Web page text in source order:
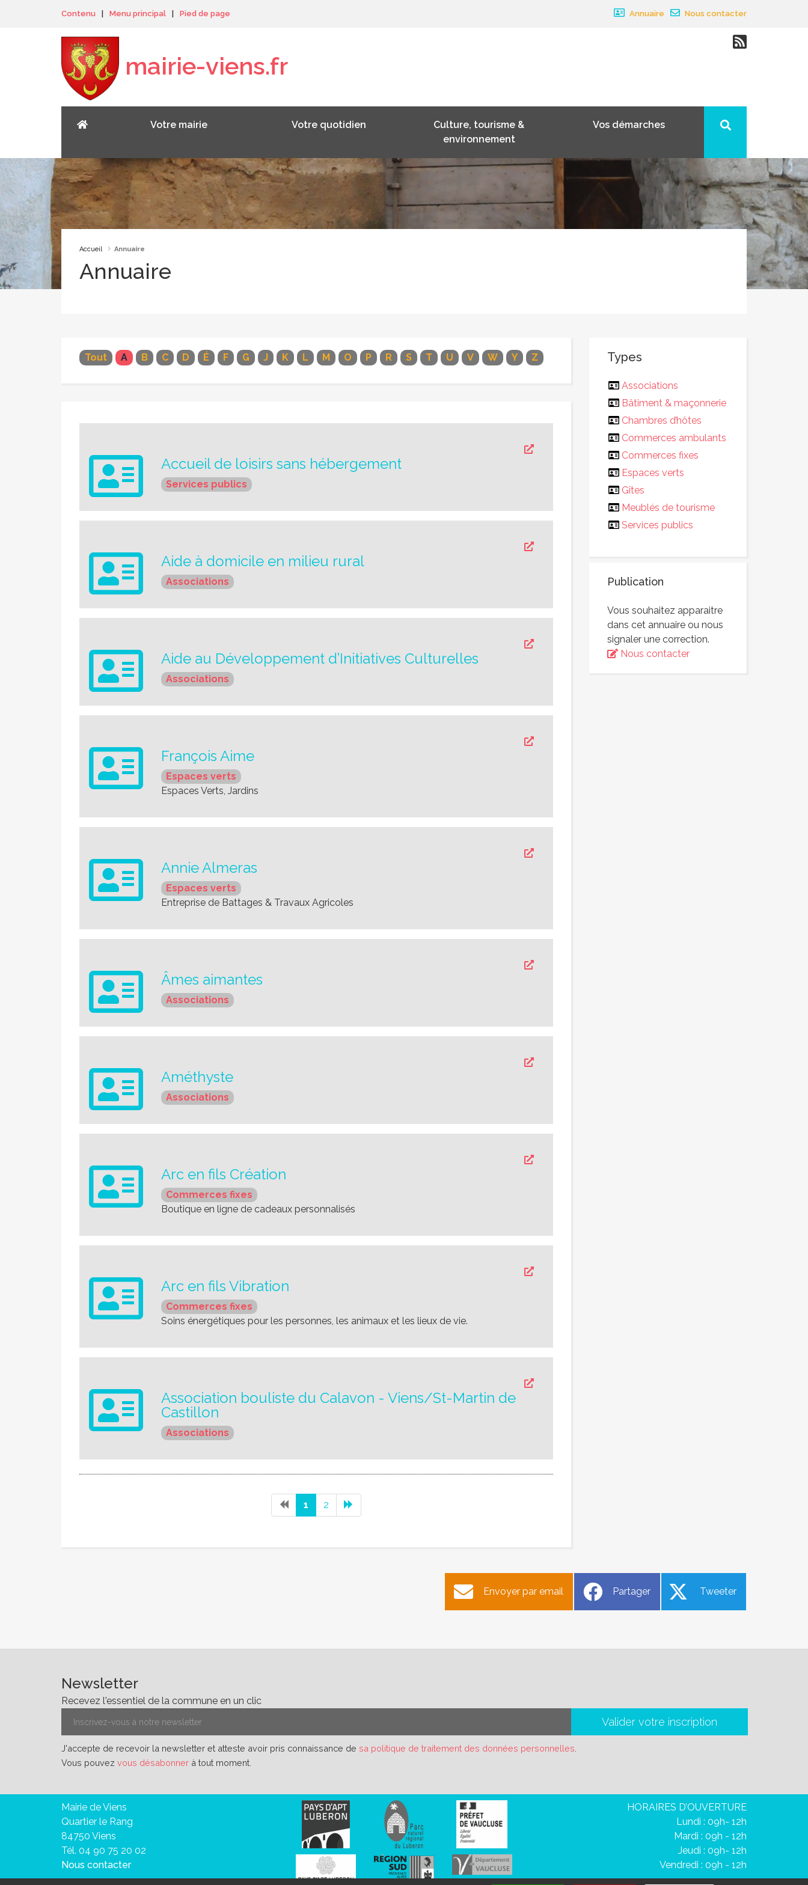
Contenu Menu principal Pied de page Annuaire Nous contacter
mairie-viens.fr
Votre mairie Votre quotidien
Culture, tourisme &
environnement
Vos démarches
×
Accueil Annuaire
Annuaire
Tout A B C D É F G J K L M O P R S T U V W Y Z
Accueil de loisirs sans hébergement
Services publics
Aide à domicile en milieu rural
Associations
Aide au Développement d’Initiatives Culturelles
Associations
François Aime
Espaces verts
Espaces Verts, Jardins
Annie Almeras
Espaces verts
Entreprise de Battages & Travaux Agricoles
Âmes aimantes
Associations
Améthyste
Associations
Arc en fils Création
Commerces fixes
Boutique en ligne de cadeaux personnalisés
Arc en fils Vibration
Commerces fixes
Soins énergétiques pour les personnes, les animaux et les lieux de vie.
Association bouliste du Calavon - Viens/St-Martin de
Castillon
Associations
1 2
Types
Associations
Bâtiment & maçonnerie
Chambres d’hôtes
Commerces ambulants
Commerces fixes
Espaces verts
Gîtes
Meublés de tourisme
Services publics
Publication
Vous souhaitez apparaitre
dans cet annuaire ou nous
signaler une correction.
Nous contacter
Envoyer par email Partager Tweeter
Newsletter
Recevez l'essentiel de la commune en un clic
Valider votre inscription
J'accepte de recevoir la newsletter et atteste avoir pris connaissance de sa politique de traitement des données personnelles.
Vous pouvez vous désabonner à tout moment.
Mairie de Viens
Quartier le Rang
84750 Viens
Tél. 04 90 75 20 02
Nous contacter
HORAIRES D’OUVERTURE
Lundi : 09h- 12h
Mardi : 09h - 12h
Jeudi : 09h- 12h
Vendredi : 09h - 12h